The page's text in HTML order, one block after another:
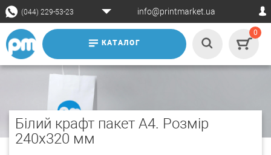
(044) 229-53-23 info@printmarket.ua
КАТАЛОГ
0
Білий крафт пакет А4. Розмір
240х320 мм